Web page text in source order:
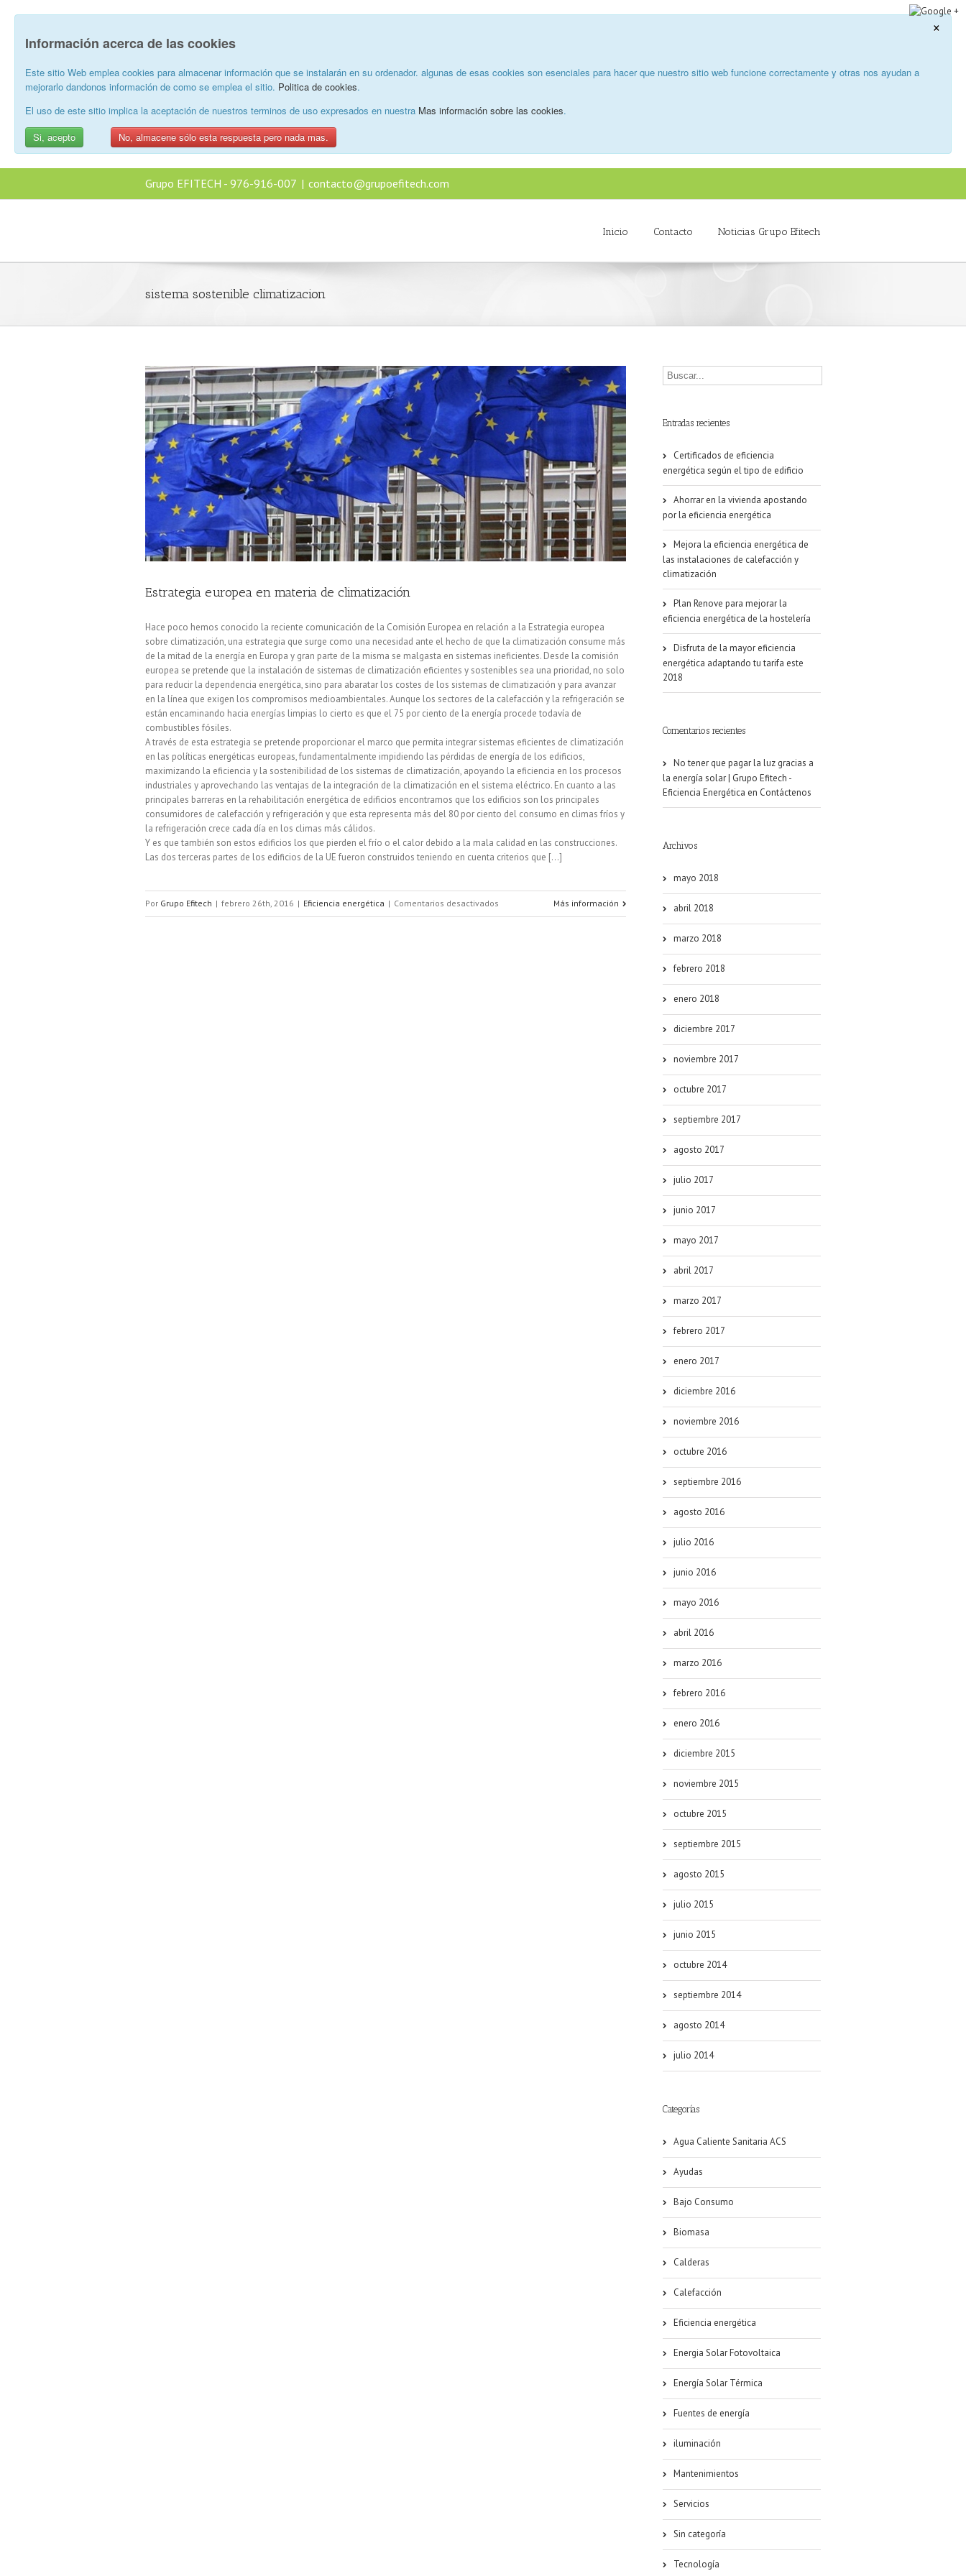
×
Información acerca de las cookies
Este sitio Web emplea cookies para almacenar información que se instalarán en su ordenador. algunas de esas cookies son esenciales para hacer que nuestro sitio web funcione correctamente y otras nos ayudan a
mejorarlo dandonos información de como se emplea el sitio. Politica de cookies.
El uso de este sitio implica la aceptación de nuestros terminos de uso expresados en nuestra Mas información sobre las cookies.
Si, acepto
No, almacene sólo esta respuesta pero nada mas.
Grupo EFITECH - 976-916-007 | contacto@grupoefitech.com
Inicio Contacto Noticias Grupo Efitech
sistema sostenible climatizacion
Estrategia europea en materia de climatización
Hace poco hemos conocido la reciente comunicación de la Comisión Europea en relación a la Estrategia europea
sobre climatización, una estrategia que surge como una necesidad ante el hecho de que la climatización consume más
de la mitad de la energía en Europa y gran parte de la misma se malgasta en sistemas ineficientes. Desde la comisión
europea se pretende que la instalación de sistemas de climatización eficientes y sostenibles sea una prioridad, no solo
para reducir la dependencia energética, sino para abaratar los costes de los sistemas de climatización y para avanzar
en la línea que exigen los compromisos medioambientales. Aunque los sectores de la calefacción y la refrigeración se
están encaminando hacia energías limpias lo cierto es que el 75 por ciento de la energía procede todavía de
combustibles fósiles.
A través de esta estrategia se pretende proporcionar el marco que permita integrar sistemas eficientes de climatización
en las políticas energéticas europeas, fundamentalmente impidiendo las pérdidas de energía de los edificios,
maximizando la eficiencia y la sostenibilidad de los sistemas de climatización, apoyando la eficiencia en los procesos
industriales y aprovechando las ventajas de la integración de la climatización en el sistema eléctrico. En cuanto a las
principales barreras en la rehabilitación energética de edificios encontramos que los edificios son los principales
consumidores de calefacción y refrigeración y que esta representa más del 80 por ciento del consumo en climas fríos y
la refrigeración crece cada día en los climas más cálidos.
Y es que también son estos edificios los que pierden el frío o el calor debido a la mala calidad en las construcciones.
Las dos terceras partes de los edificios de la UE fueron construidos teniendo en cuenta criterios que [...]
Por Grupo Efitech | febrero 26th, 2016 | Eficiencia energética | Comentarios desactivados Más información
Entradas recientes
Certificados de eficiencia
energética según el tipo de edificio
Ahorrar en la vivienda apostando
por la eficiencia energética
Mejora la eficiencia energética de
las instalaciones de calefacción y
climatización
Plan Renove para mejorar la
eficiencia energética de la hostelería
Disfruta de la mayor eficiencia
energética adaptando tu tarifa este
2018
Comentarios recientes
No tener que pagar la luz gracias a
la energía solar | Grupo Efitech -
Eficiencia Energética en Contáctenos
Archivos
mayo 2018
abril 2018
marzo 2018
febrero 2018
enero 2018
diciembre 2017
noviembre 2017
octubre 2017
septiembre 2017
agosto 2017
julio 2017
junio 2017
mayo 2017
abril 2017
marzo 2017
febrero 2017
enero 2017
diciembre 2016
noviembre 2016
octubre 2016
septiembre 2016
agosto 2016
julio 2016
junio 2016
mayo 2016
abril 2016
marzo 2016
febrero 2016
enero 2016
diciembre 2015
noviembre 2015
octubre 2015
septiembre 2015
agosto 2015
julio 2015
junio 2015
octubre 2014
septiembre 2014
agosto 2014
julio 2014
Categorías
Agua Caliente Sanitaria ACS
Ayudas
Bajo Consumo
Biomasa
Calderas
Calefacción
Eficiencia energética
Energia Solar Fotovoltaica
Energía Solar Térmica
Fuentes de energía
iluminación
Mantenimientos
Servicios
Sin categoría
Tecnología